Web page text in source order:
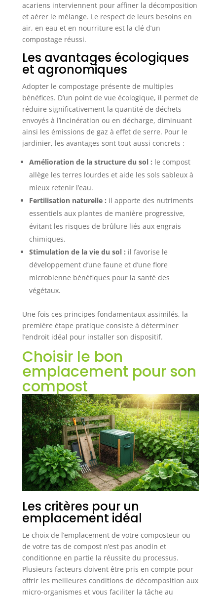
acariens interviennent pour affiner la décomposition
et aérer le mélange. Le respect de leurs besoins en
air, en eau et en nourriture est la clé d’un
compostage réussi.
Les avantages écologiques
et agronomiques
Adopter le compostage présente de multiples
bénéfices. D’un point de vue écologique, il permet de
réduire significativement la quantité de déchets
envoyés à l’incinération ou en décharge, diminuant
ainsi les émissions de gaz à effet de serre. Pour le
jardinier, les avantages sont tout aussi concrets :
Amélioration de la structure du sol : le compost
allège les terres lourdes et aide les sols sableux à
mieux retenir l’eau.
Fertilisation naturelle : il apporte des nutriments
essentiels aux plantes de manière progressive,
évitant les risques de brûlure liés aux engrais
chimiques.
Stimulation de la vie du sol : il favorise le
développement d’une faune et d’une flore
microbienne bénéfiques pour la santé des
végétaux.
Une fois ces principes fondamentaux assimilés, la
première étape pratique consiste à déterminer
l’endroit idéal pour installer son dispositif.
Choisir le bon
emplacement pour son
compost
Les critères pour un
emplacement idéal
Le choix de l’emplacement de votre composteur ou
de votre tas de compost n’est pas anodin et
conditionne en partie la réussite du processus.
Plusieurs facteurs doivent être pris en compte pour
offrir les meilleures conditions de décomposition aux
micro-organismes et vous faciliter la tâche au